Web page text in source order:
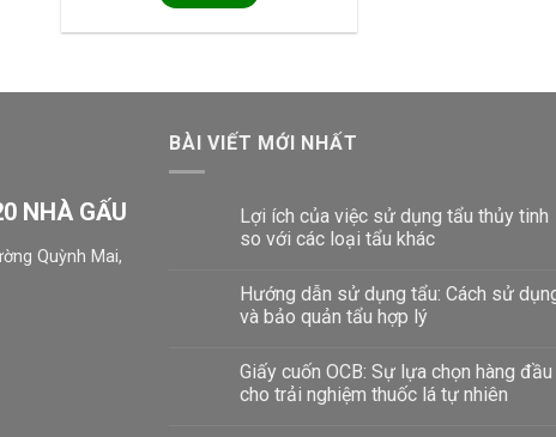
NHÀ GẤU
Quỳnh Mai,
BÀI VIẾT MỚI NHẤT
Lợi ích của việc sử dụng tẩu thủy tinh
so với các loại tẩu khác
Hướng dẫn sử dụng tẩu: Cách sử
và bảo quản tẩu hợp lý
Giấy cuốn OCB: Sự lựa chọn hàng đầu
cho trải nghiệm thuốc lá tự nhiên